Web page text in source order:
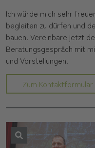
Ich würde mich sehr
begleiten zu dürfen und
bauen. Vereinbare jetzt
Beratungsgespräch mit
und Vorstellungen.
Zum Kontaktformular